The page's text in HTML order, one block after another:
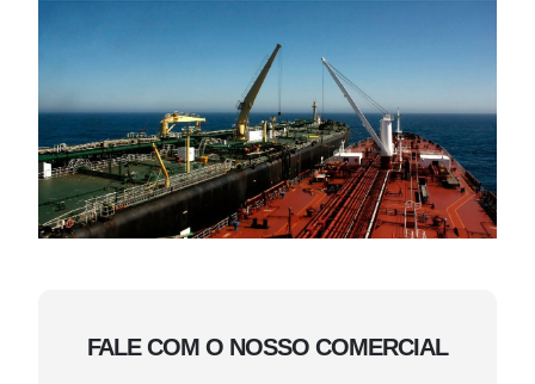
FALE COM O NOSSO COMERCIAL